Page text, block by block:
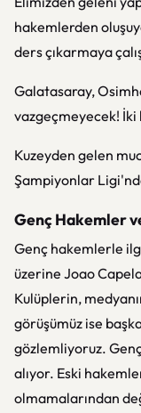
hakemlerden
ders çıkarmaya
Galatasaray,
vazgeçmeyecek!
Kuzeyden gelen
Şampiyonlar
Genç Hakemler
Genç hakemlerle
üzerine Joao
Kulüplerin,
görüşümüz ise
gözlemliyoruz.
alıyor. Eski
olmamalarından